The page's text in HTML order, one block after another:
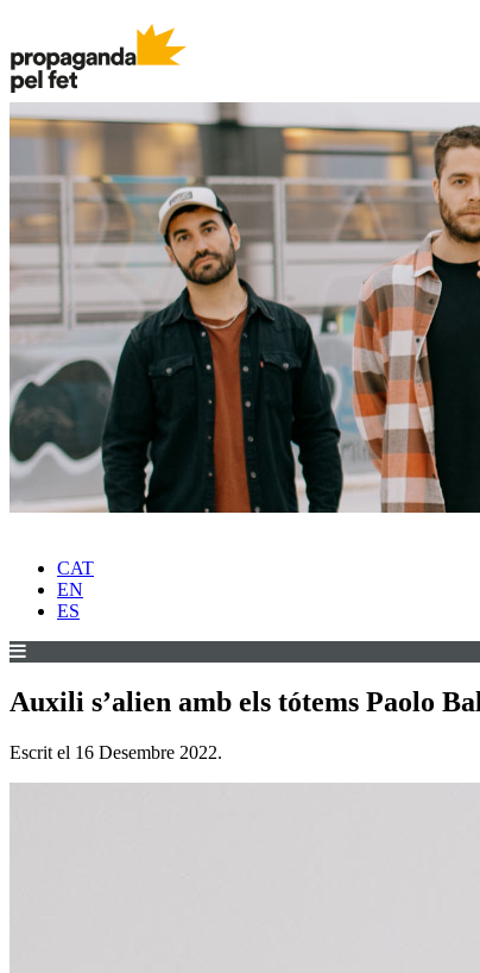
CAT
EN
ES
Auxili s’alien amb els tótems Paolo
Escrit el 16 Desembre 2022.